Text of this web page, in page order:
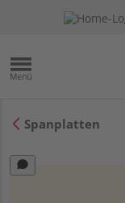
Spanplatten